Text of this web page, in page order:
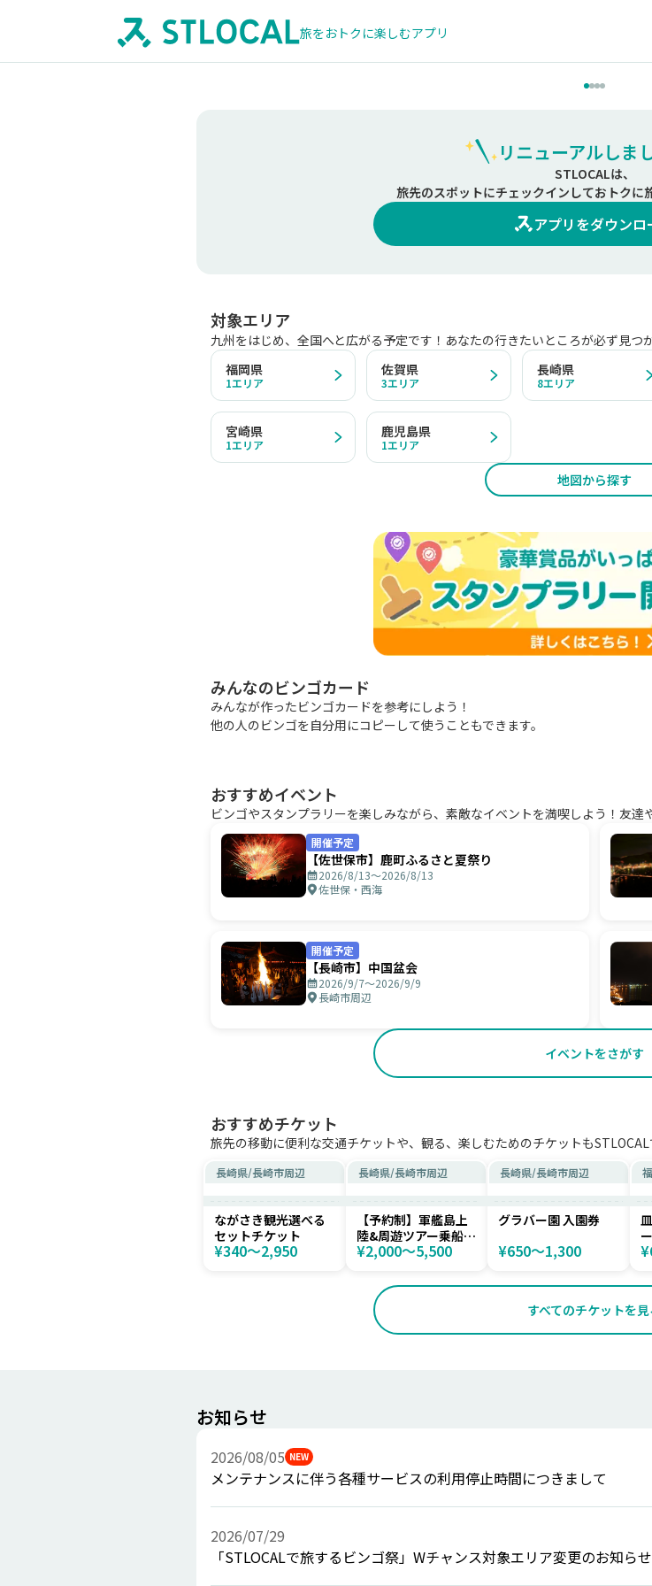
旅をおトクに楽しむアプリ
リニューアルしま
STLOCALは、
旅先のスポットにチェックインしておトクに
アプリをダウンロ
対象エリア
九州をはじめ、全国へと広がる予定です！あなたの行きたいところが必ず見つ
福岡県
1エリア
佐賀県
3エリア
長崎県
8エリア
宮崎県
1エリア
鹿児島県
1エリア
地図から探す
みんなのビンゴカード
みんなが作ったビンゴカードを参考にしよう！
他の人のビンゴを自分用にコピーして使うこともできます。
おすすめイベント
ビンゴやスタンプラリーを楽しみながら、素敵なイベントを満喫しよう！友
開催予定
【佐世保市】鹿町ふるさと夏祭り
2026/8/13〜2026/8/13
佐世保・西海
開催予定
【長崎市】中国盆会
2026/9/7〜2026/9/9
長崎市周辺
イベントをさがす
おすすめチケット
旅先の移動に便利な交通チケットや、観る、楽しむためのチケットもSTLOCAL
長崎県/長崎市周辺
ながさき観光選べる
セットチケット
¥340〜2,950
長崎県/長崎市周辺
【予約制】軍艦島上
陸&周遊ツアー乗船プ
ラン
¥2,000〜5,500
長崎県/長崎市周辺
グラバー園 入園券
¥650〜1,300
すべてのチケットを見
お知らせ
2026/08/05 NEW
メンテナンスに伴う各種サービスの利用停止時間につきまして
2026/07/29
「STLOCALで旅するビンゴ祭」Wチャンス対象エリア変更のお知らせ